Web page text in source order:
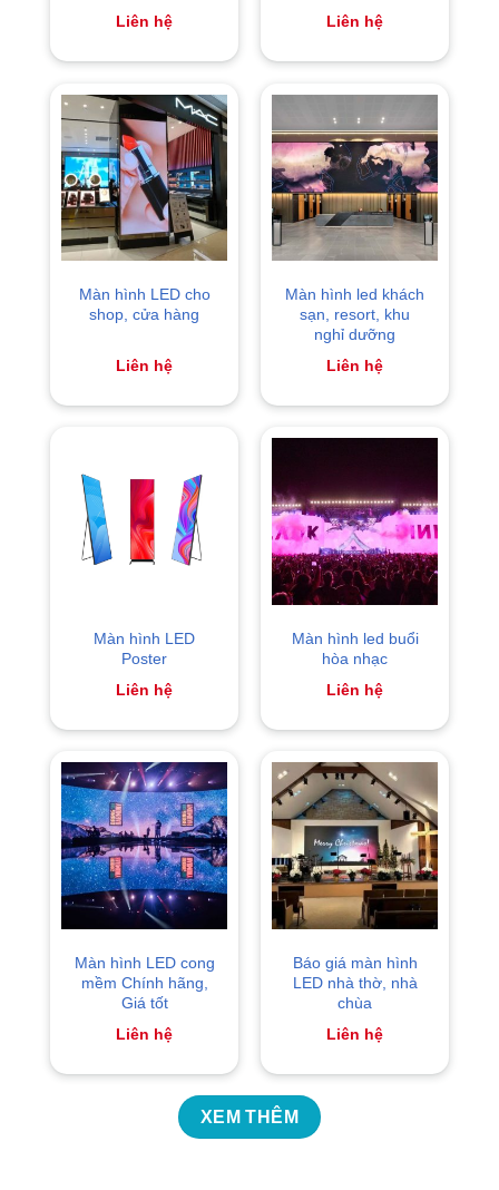
Liên hệ
Liên hệ
Màn hình LED cho
shop, cửa hàng
Liên hệ
Màn hình led khách
sạn, resort, khu
nghỉ dưỡng
Liên hệ
Màn hình LED
Poster
Liên hệ
Màn hình led buổi
hòa nhạc
Liên hệ
Màn hình LED cong
mềm Chính hãng,
Giá tốt
Liên hệ
Báo giá màn hình
LED nhà thờ, nhà
chùa
Liên hệ
XEM THÊM